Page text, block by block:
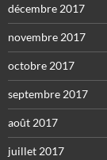
décembre 2017
novembre 2017
octobre 2017
septembre 2017
août 2017
juillet 2017